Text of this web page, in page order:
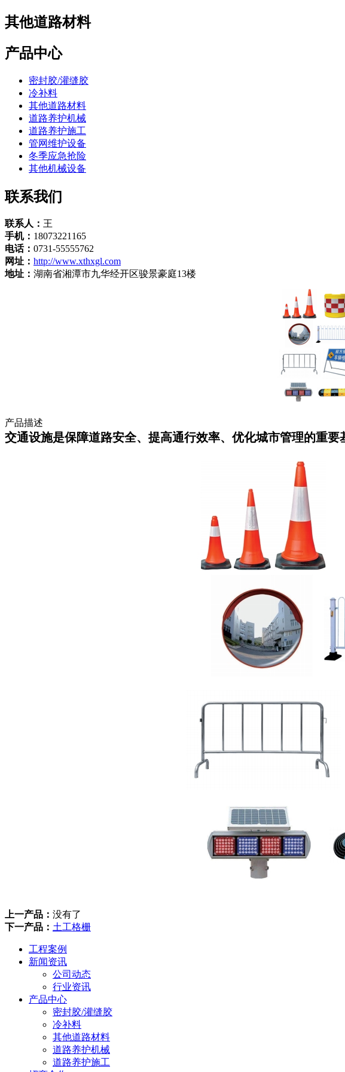
其他道路材料
产品中心
密封胶/灌缝胶
冷补料
其他道路材料
道路养护机械
道路养护施工
管网维护设备
冬季应急抢险
其他机械设备
联系我们
联系人： 王
手机： 18073221165
电话： 0731-55555762
网址： http://www.xthxgl.com
地址： 湖南省湘潭市九华经开区骏景豪庭13楼
产品描述
交通设施是保障道路安全、提高通行效率、优化城市管理的重要
上一产品： 没有了
下一产品： 土工格栅
工程案例
新闻资讯
公司动态
行业资讯
产品中心
密封胶/灌缝胶
冷补料
其他道路材料
道路养护机械
道路养护施工